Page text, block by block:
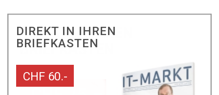
DIREKT IN IHREN
BRIEFKASTEN
CHF 60.-